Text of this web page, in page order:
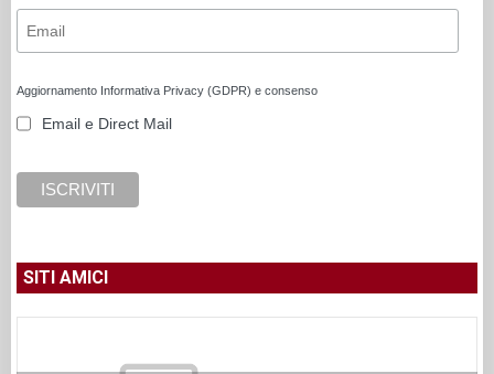
Aggiornamento Informativa Privacy (GDPR) e consenso
Email e Direct Mail
SITI AMICI